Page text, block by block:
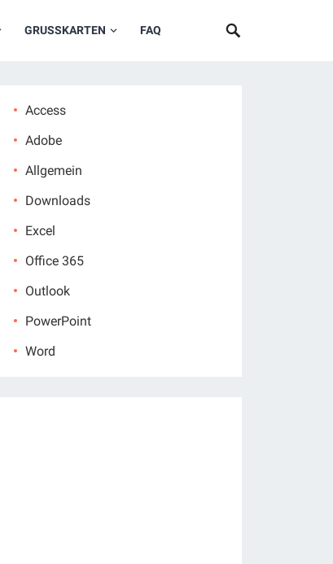
GRUSSKARTEN FAQ
Access
Adobe
Allgemein
Downloads
Excel
Office 365
Outlook
PowerPoint
Word